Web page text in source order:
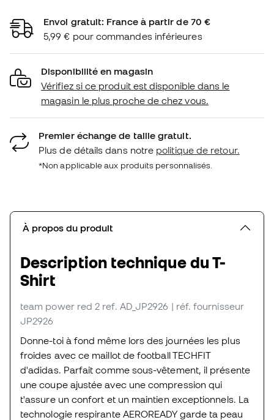
Envoi gratuit: France à partir de 70 €
5,99 € pour commandes inférieures
Disponibilité en magasin
Vérifiez si ce produit est disponible dans le
magasin le plus proche de chez vous.
Premier échange de taille gratuit.
Plus de détails dans notre politique de retour.
*Non applicable aux produits personnalisés.
À propos du produit
Description technique du T-
Shirt
team power red 2 ref. AD_JP2926 | réf. fournisseur
JP2926
Donne-toi à fond même lors des journées les plus
froides avec ce maillot de football TECHFIT
d'adidas. Parfait comme sous-vêtement, il présente
une coupe ajustée avec une compression qui
t'assure un confort et un maintien exceptionnels. La
technologie respirante AEROREADY garde ta peau